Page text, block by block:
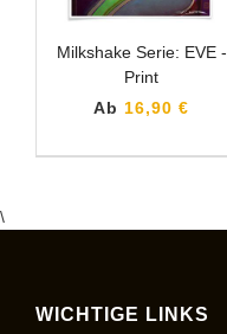
Milkshake Serie: EVE -
Print
Ab 16,90 €
\
WICHTIGE LINKS